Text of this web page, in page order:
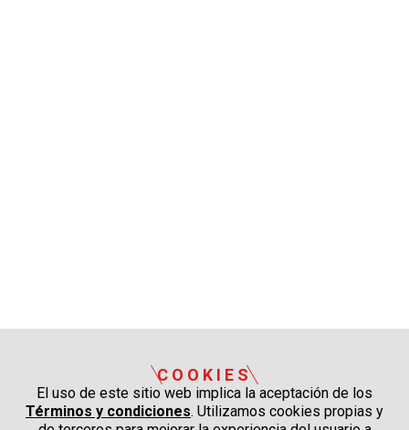
COOKIES
El uso de este sitio web implica la aceptación de los
Términos y condiciones. Utilizamos cookies propias y